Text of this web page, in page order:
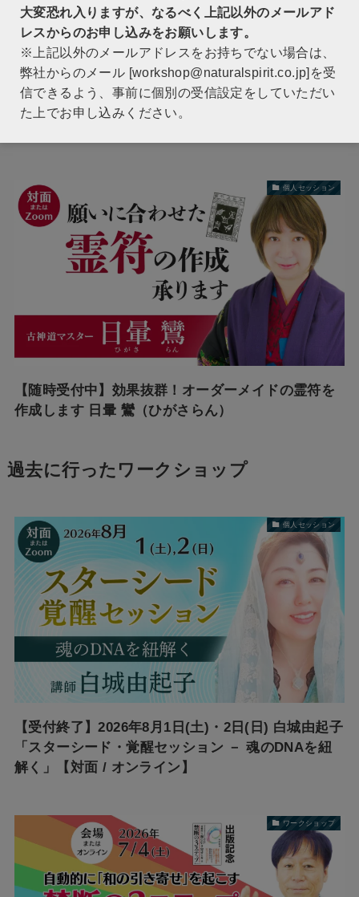
【オンライン講座 4/17配信スタート】悟りへの変容
意識と生命の樹スプレッド－占わないタロット講座
個人セッション
【随時受付中】効果抜群！オーダーメイドの霊符を
作成します 日暈 鸞（ひがさらん）
過去に行ったワークショップ
個人セッション
【受付終了】2026年8月1日(土)・2日(日) 白城由起子
「スターシード・覚醒セッション － 魂のDNAを紐
解く」【対面 / オンライン】
ワークショップ
大変恐れ入りますが、なるべく上記以外のメールアド
レスからのお申し込みをお願いします。
※上記以外のメールアドレスをお持ちでない場合は、
弊社からのメール [workshop@naturalspirit.co.jp]を受
信できるよう、事前に個別の受信設定をしていただい
た上でお申し込みください。